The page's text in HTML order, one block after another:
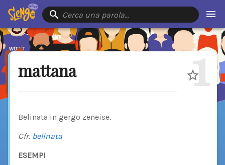
Cerca una parola…
mattana 1
Belinata in gergo zeneise.
Cfr. belinata
ESEMPI